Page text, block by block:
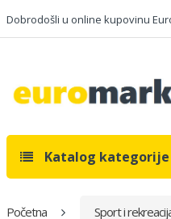
Dobrodošli u online kupovinu
Katalog kategorije
Početna Sport i